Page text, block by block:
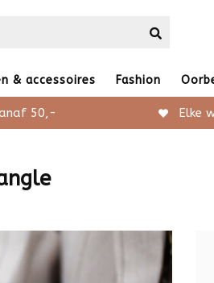
& accessoires Fashion
50,- Elke